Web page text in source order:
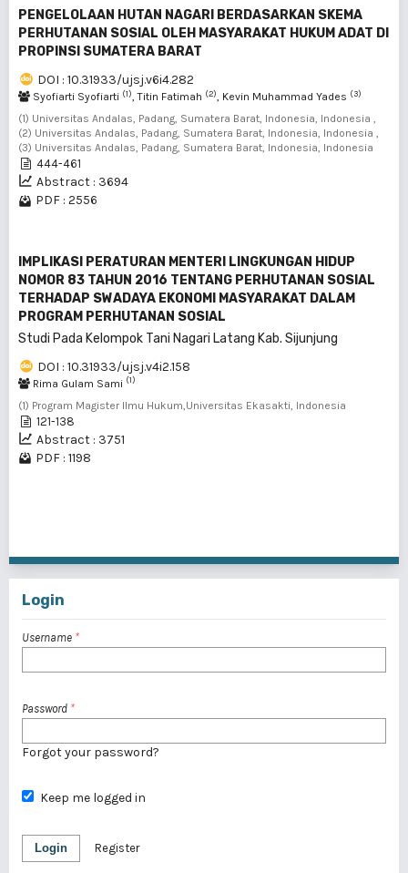
PENGELOLAAN HUTAN NAGARI BERDASARKAN SKEMA
PERHUTANAN SOSIAL OLEH MASYARAKAT HUKUM ADAT DI
PROPINSI SUMATERA BARAT
DOI : 10.31933/ujsj.v6i4.282
Syofiarti Syofiarti (1), Titin Fatimah (2), Kevin Muhammad Yades (3)
(1) Universitas Andalas, Padang, Sumatera Barat, Indonesia, Indonesia ,
(2) Universitas Andalas, Padang, Sumatera Barat, Indonesia, Indonesia ,
(3) Universitas Andalas, Padang, Sumatera Barat, Indonesia, Indonesia
444-461
Abstract : 3694
PDF : 2556
IMPLIKASI PERATURAN MENTERI LINGKUNGAN HIDUP
NOMOR 83 TAHUN 2016 TENTANG PERHUTANAN SOSIAL
TERHADAP SWADAYA EKONOMI MASYARAKAT DALAM
PROGRAM PERHUTANAN SOSIAL
Studi Pada Kelompok Tani Nagari Latang Kab. Sijunjung
DOI : 10.31933/ujsj.v4i2.158
Rima Gulam Sami (1)
(1) Program Magister Ilmu Hukum,Universitas Ekasakti, Indonesia
121-138
Abstract : 3751
PDF : 1198
Login
Username *
Password *
Forgot your password?
Keep me logged in
Login Register